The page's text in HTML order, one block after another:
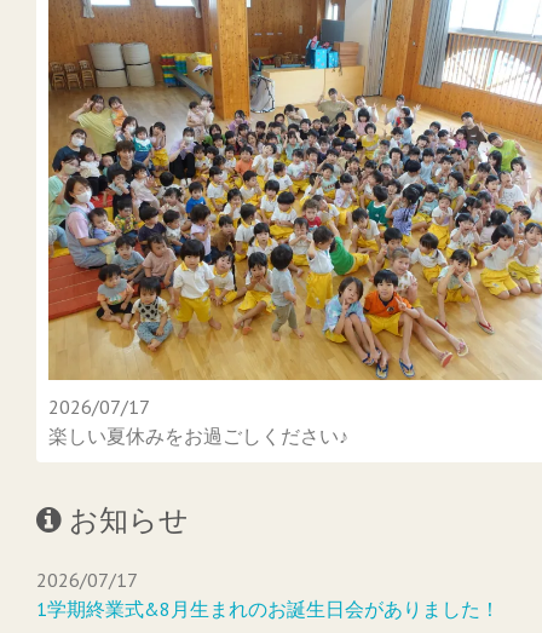
2026/07/17
楽しい夏休みをお過ごしください♪
お知らせ
2026/07/17
1学期終業式&8月生まれのお誕生日会がありました！